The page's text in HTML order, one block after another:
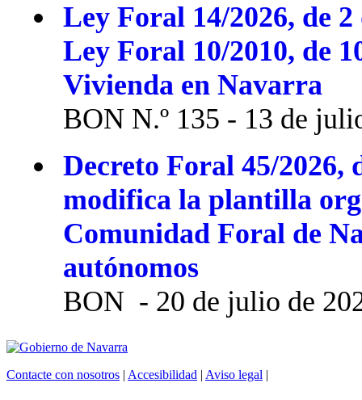
Ley Foral 14/2026, de
Ley Foral 10/2010, de
Vivienda en Navarra
BON N.º 135 - 13 de
Decreto Foral 45/2026,
modifica la plantilla
Comunidad Foral de
autónomos
BON - 20 de julio de
Contacte con nosotros | Accesibilidad | Aviso legal |